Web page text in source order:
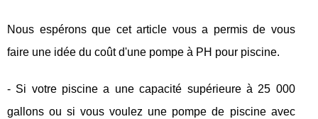
Nous espérons que cet article vous a permis de vous
faire une idée du coût d'une pompe à PH pour piscine.
- Si votre piscine a une capacité supérieure à 25 000
gallons ou si vous voulez une pompe de piscine avec